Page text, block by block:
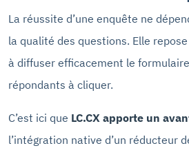
La réussite d’une enquête ne
la qualité des questions. Elle
à diffuser efficacement le
répondants à cliquer.
C’est ici que LC.CX apporte un
l’intégration native d’un réducteur